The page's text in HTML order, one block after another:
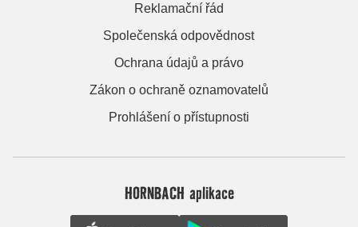
Reklamační řád
Společenská odpovědnost
Ochrana údajů a právo
Zákon o ochraně oznamovatelů
Prohlášení o přístupnosti
HORNBACH aplikace